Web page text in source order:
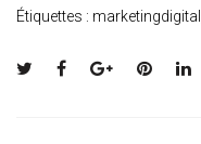
Étiquettes : marketingdigital